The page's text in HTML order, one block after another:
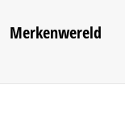
Merkenwereld